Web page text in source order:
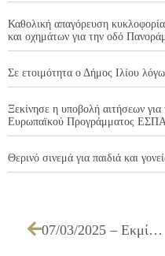
Καθολική απαγόρευση
και οχημάτων για την οδό
Σε ετοιμότητα ο Δήμος Ιλίου
Ξεκίνησε η υποβολή αιτήσεων
Ευρωπαϊκού Προγράμματος ΕΣΠΑ
Θερινό σινεμά για παιδιά και
07/03/2025 – Eκμίσθωση κυλικείου του 2ου ΔΗΜΟΤΙΚΟΥ ΣΧΟΛΕΙΟΥ ΙΛΙΟΥ